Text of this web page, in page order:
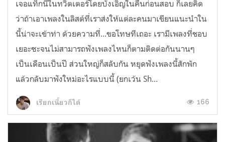
เจอแท็กนี้ในทวิตเตอร์โดยบังเอิญในคืนก่อนสอบ ก็เลยคิด
ว่าถ้าเอาเพลงในลิสต์ที่เราส่งให้แต่ละคนมาเขียนแนะนำใน
นี้น่าจะเข้าท่า ด้วยความที่...ขอโทษทีเถอะ เรามีเพลงที่ชอบ
เยอะซะจนไม่สามารถฟังเพลงไหนก็ตามติดต่อกันนานๆ
เป็นเดือนเป็นปี ส่วนใหญ่ก็สลับกัน หยุดฟังเพลงนี้สักพัก
แล้วกลับมาฟังใหม่อะไรแบบนี้ (ยกเว้น Sh...
เรียกเนี้ยวก็ได้ 166